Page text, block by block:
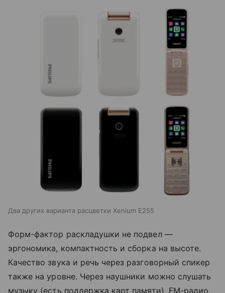
Два других варианта расцветки Xenium E255
Форм-фактор раскладушки не подвел —
эргономика, компактность и сборка на высоте.
Качество звука и речь через разговорный спикер
также на уровне. Через наушники можно слушать
музыку (есть поддержка карт памяти), FM-радио,